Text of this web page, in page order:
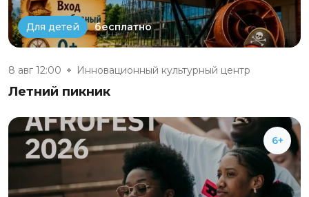
Для детей бесплатно
8 авг 12:00 Инновационный культурный центр
Летний пикник
6+